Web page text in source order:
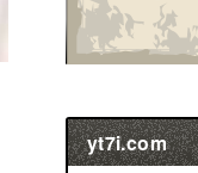
yt7i.com